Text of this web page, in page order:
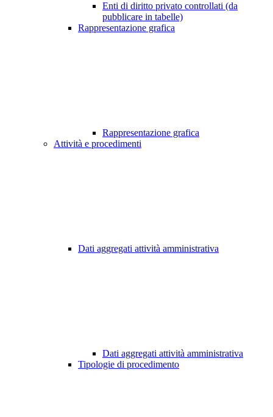
Enti di diritto privato controllati (da
pubblicare in tabelle)
Rappresentazione grafica
Rappresentazione grafica
Attività e procedimenti
Dati aggregati attività amministrativa
Dati aggregati attività amministrativa
Tipologie di procedimento